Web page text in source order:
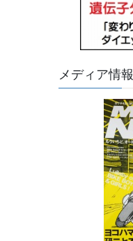
メディア情報